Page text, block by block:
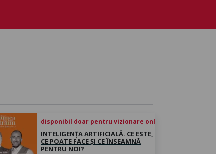
disponibil doar pentru vizionare online începând cu 16
INTELIGENȚA ARTIFICIALĂ. CE ESTE,
CE POATE FACE ȘI CE ÎNSEAMNĂ
PENTRU NOI?